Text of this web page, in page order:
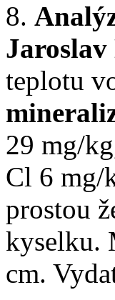
8.
teplotu
29 mg/
Cl 6 mg/
prostou
kyselku.
cm.